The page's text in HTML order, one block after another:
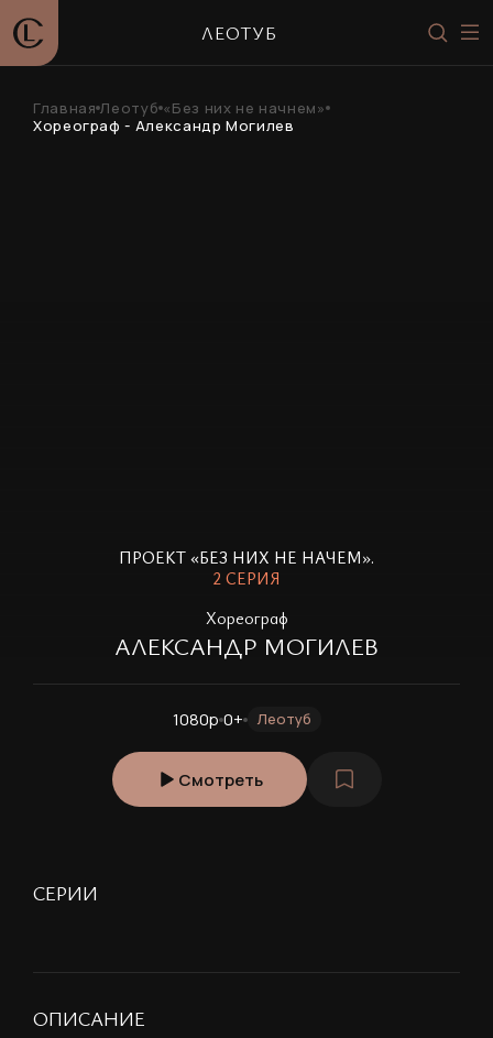
ЛЕОТУБ
Главная Леотуб «Без них не начнем»
Хореограф - Александр Могилев
ПРОЕКТ «БЕЗ НИХ НЕ НАЧЕМ».
2 СЕРИЯ
Хореограф
АЛЕКСАНДР МОГИЛЕВ
1080p 0+ Леотуб
Смотреть
СЕРИИ
ОПИСАНИЕ